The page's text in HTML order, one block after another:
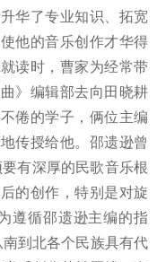
华了专业知识、拓宽
他的音乐创作才华得
读时，曹家为经常带
》编辑部去向田晓耕
倦的学子，俩位主编
传授给他。邵遗逊曾
有深厚的民歌音乐根
的创作，特别是对旋
遵循邵遗逊主编的指
南到北各个民族具有代